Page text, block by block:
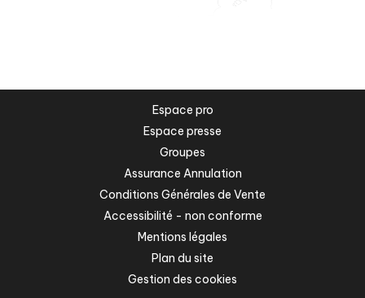
Espace pro
Espace presse
Groupes
Assurance Annulation
Conditions Générales de Vente
Accessibilité - non conforme
Mentions légales
Plan du site
Gestion des cookies